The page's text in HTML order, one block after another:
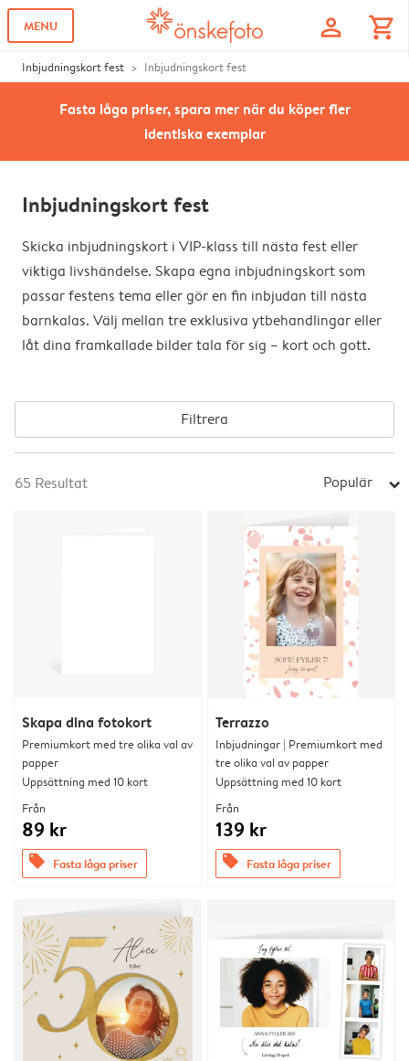
MENU profile shopping_cart
Inbjudningskort fest Inbjudningskort fest
Fasta låga priser, spara mer när du köper fler
identiska exemplar
Inbjudningskort fest
Skicka inbjudningskort i VIP-klass till nästa fest eller
viktiga livshändelse. Skapa egna inbjudningskort som
passar festens tema eller gör en fin inbjudan till nästa
barnkalas. Välj mellan tre exklusiva ytbehandlingar eller
låt dina framkallade bilder tala för sig – kort och gott.
Filtrera
65 Resultat Populär arrow_right
Skapa dina fotokort
Premiumkort med tre olika val av
papper
Uppsättning med 10 kort
Från
89 kr
offers Fasta låga priser
Terrazzo
Inbjudningar | Premiumkort med
tre olika val av papper
Uppsättning med 10 kort
Från
139 kr
offers Fasta låga priser